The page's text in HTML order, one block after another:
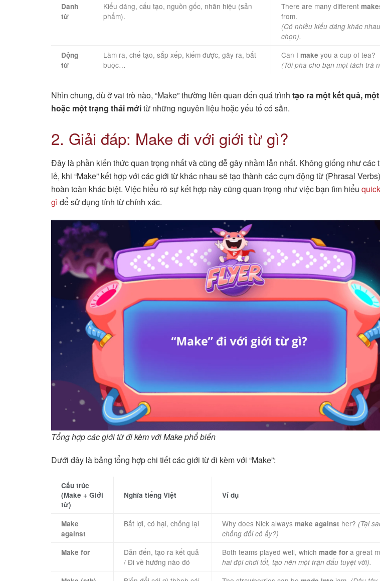
Danh
từ
Kiểu dáng, cấu tạo, nguồn gốc, nhãn hiệu (sản
phẩm).
There are many different
from.
(Có nhiều kiểu dáng khác
chọn).
Động
từ
Làm ra, chế tạo, sắp xếp, kiếm được, gây ra, bắt
buộc…
Can I make you a cup of tea?
(Tôi pha cho bạn một tách trà
Nhìn chung, dù ở vai trò nào, “Make” thường liên quan đến quá trình tạo ra một kết quả,
hoặc một trạng thái mớitừ những nguyên liệu hoặc yếu tố có sẵn.
2. Giải đáp: Make đi với giới từ gì?
Đây là phần kiến thức quan trọng nhất và cũng dễ gây nhầm lẫn nhất. Không giống như các
lẻ, khi “Make” kết hợp với các giới từ khác nhau sẽ tạo thành các cụm động từ (Phrasal
hoàn toàn khác biệt. Việc hiểu rõ sự kết hợp này cũng quan trọng như việc bạn tìm hiểu
gì để sử dụng tính từ chính xác.
Tổng hợp các giới từ đi kèm với Make phổ biến
Dưới đây là bảng tổng hợp chi tiết các giới từ đi kèm với “Make”:
Cấu trúc
(Make + Giới
từ)
Nghĩa tiếng Việt Ví dụ
Make
against
Bất lợi, có hại, chống lại Why does Nick always make against her? (Tại
chống đối cô ấy?)
Make for
Dẫn đến, tạo ra kết quả
/ Đi về hướng nào đó
Both teams played well, which made for a great
hai đội chơi tốt, tạo nên một trận đấu tuyệt vời).